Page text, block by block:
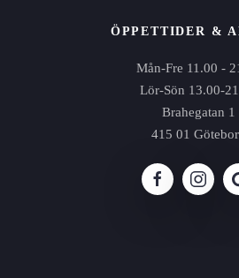
ÖPPETTIDER &
Mån-Fre 11.00 -
Lör-Sön 13.00-
Brahegatan 1
415 01